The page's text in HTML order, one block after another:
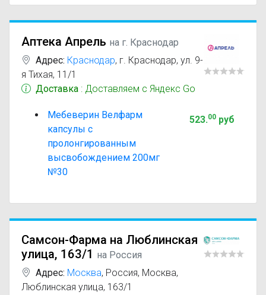
Аптека Апрель на г. Краснодар
Адрес: Краснодар, г. Краснодар, ул. 9-
я Тихая, 11/1
Доставка : Доставляем с Яндекс Go
Мебеверин Велфарм
капсулы с
пролонгированным
высвобождением 200мг
№30
523.00руб
Самсон-Фарма на Люблинская
улица, 163/1 на Россия
Адрес: Москва, Россия, Москва,
Люблинская улица, 163/1